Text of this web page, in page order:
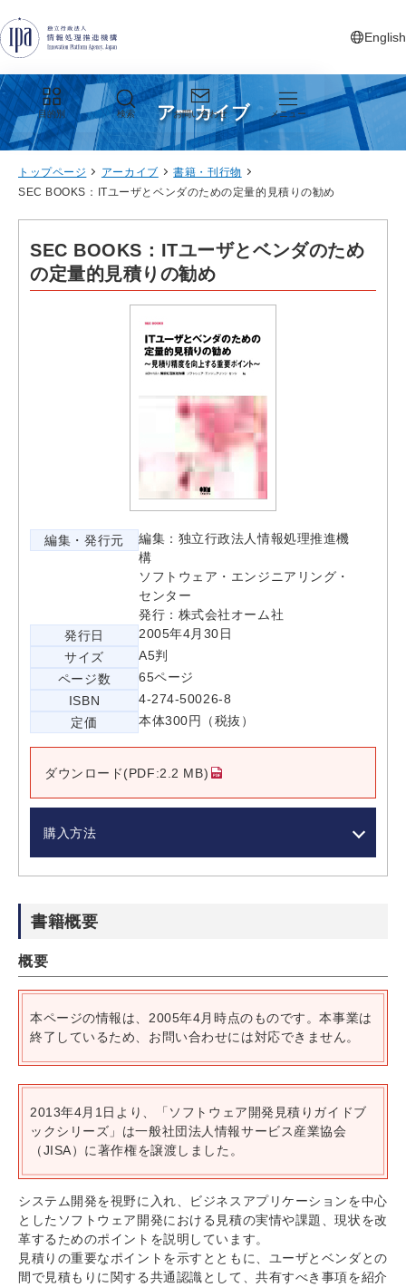
English
新しいタ
目的別 検索 お問い合わせ メニュー
アーカイブ
トップページ アーカイブ
書籍・刊行物
SEC BOOKS：ITユーザとベンダのための定量的見積りの勧め
SEC BOOKS：ITユーザとベンダのため
の定量的見積りの勧め
編集・発行元
編集：独立行政法人情報処理推進機
構
ソフトウェア・エンジニアリング・
センター
発行：株式会社オーム社
発行日
2005年4月30日
サイズ
A5判
ページ数
65ページ
ISBN
4-274-50026-8
定価
本体300円（税抜）
ダウンロード(PDF:2.2 MB)
購入方法
書籍概要
概要
本ページの情報は、2005年4月時点のものです。本事業は
終了しているため、お問い合わせには対応できません。
2013年4月1日より、「ソフトウェア開発見積りガイドブ
ックシリーズ」は一般社団法人情報サービス産業協会
（JISA）に著作権を譲渡しました。
システム開発を視野に入れ、ビジネスアプリケーションを中心
としたソフトウェア開発における見積の実情や課題、現状を改
革するためのポイントを説明しています。
見積りの重要なポイントを示すとともに、ユーザとベンダとの
間で見積もりに関する共通認識として、共有すべき事項を紹介